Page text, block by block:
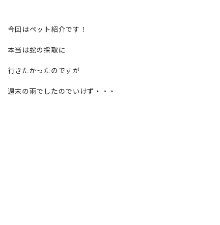
今回はペット紹介です！
本当は蛇の採取に
行きたかったのですが
週末の雨でしたのでいけず・・・